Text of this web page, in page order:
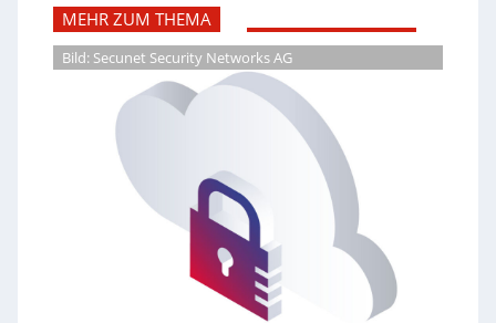
MEHR ZUM THEMA
Bild: Secunet Security Networks AG